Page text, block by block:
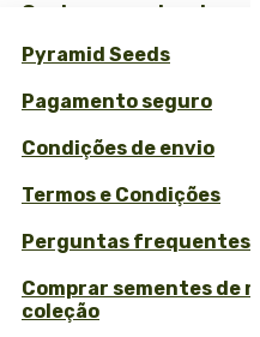
Ganhe sementes de
Granel e ROI
Pyramid Seeds
Pagamento seguro
Condições de envio
Termos e Condições
Perguntas frequentes
Comprar sementes de
coleção